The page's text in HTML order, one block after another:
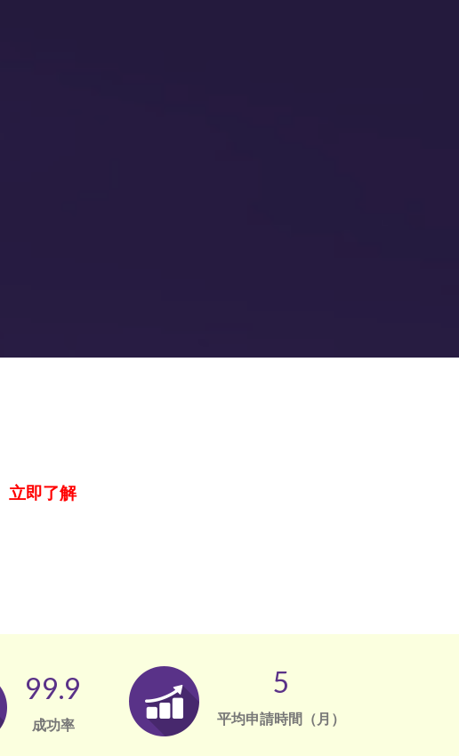
立即了解
99.9
成功率
5
平均申請時間（月）